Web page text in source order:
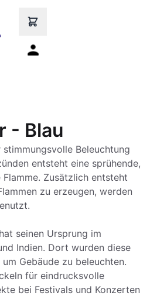
- Blau
Beleuchtung
entsteht eine sprühende,
Zusätzlich entsteht
zu erzeugen, werden
seinen Ursprung im
Indien. Dort wurden diese
Gebäude zu beleuchten.
für eindrucksvolle
bei Festivals und Konzerten